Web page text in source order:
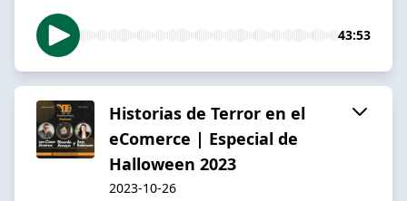
43:53
Historias de Terror en el
eComerce | Especial de
Halloween 2023
2023-10-26